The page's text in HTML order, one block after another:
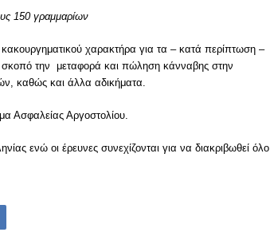
150 γραμμαρίων
χαρακτήρα για τα – κατά περίπτωση –
την μεταφορά και πώληση κάνναβης στην
καθώς και άλλα αδικήματα.
Ασφαλείας Αργοστολίου.
ενώ οι έρευνες συνεχίζονται για να διακριβωθεί όλο